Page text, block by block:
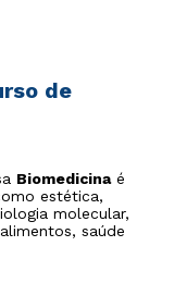
de
Biomedicinaé
estética,
molecular,
saúde